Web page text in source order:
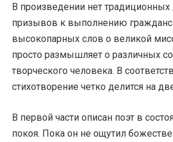
В произведении нет
призывов к выполнению
высокопарных слов о великой
просто размышляет о различных
творческого человека. В
стихотворение четко делится на
В первой части описан поэт в
покоя. Пока он не ощутил